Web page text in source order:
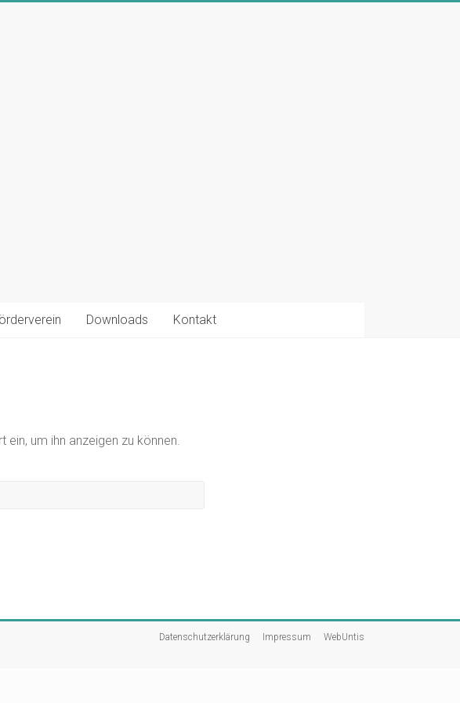
Downloads Kontakt
um ihn anzeigen zu können.
Datenschutzerklärung Impressum WebUntis